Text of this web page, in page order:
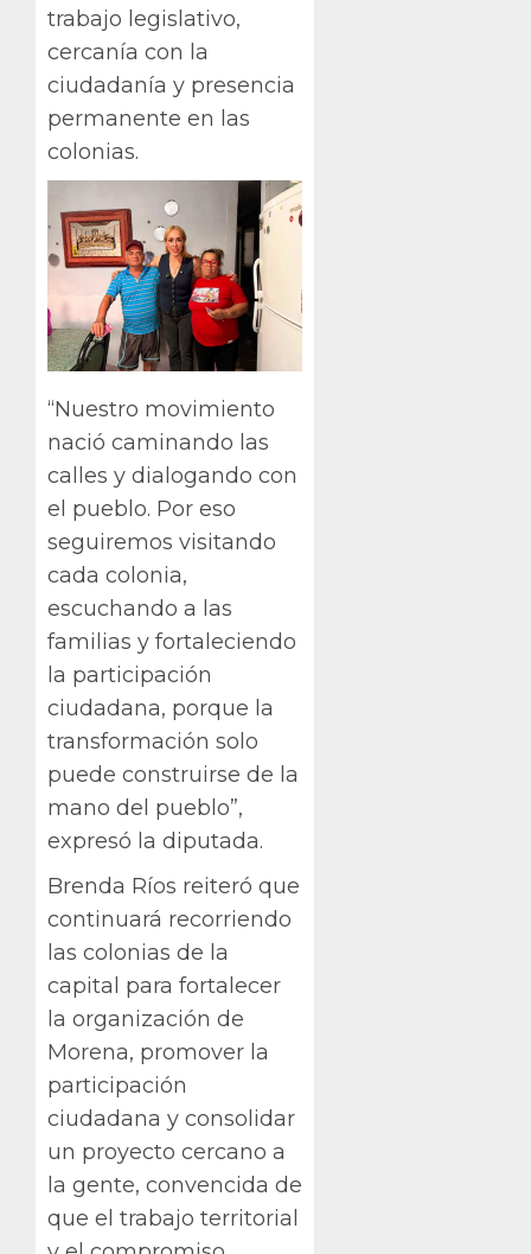
trabajo legislativo,
cercanía con la
ciudadanía y presencia
permanente en las
colonias.
“Nuestro movimiento
nació caminando las
calles y dialogando con
el pueblo. Por eso
seguiremos visitando
cada colonia,
escuchando a las
familias y fortaleciendo
la participación
ciudadana, porque la
transformación solo
puede construirse de la
mano del pueblo”,
expresó la diputada.
Brenda Ríos reiteró que
continuará recorriendo
las colonias de la
capital para fortalecer
la organización de
Morena, promover la
participación
ciudadana y consolidar
un proyecto cercano a
la gente, convencida de
que el trabajo territorial